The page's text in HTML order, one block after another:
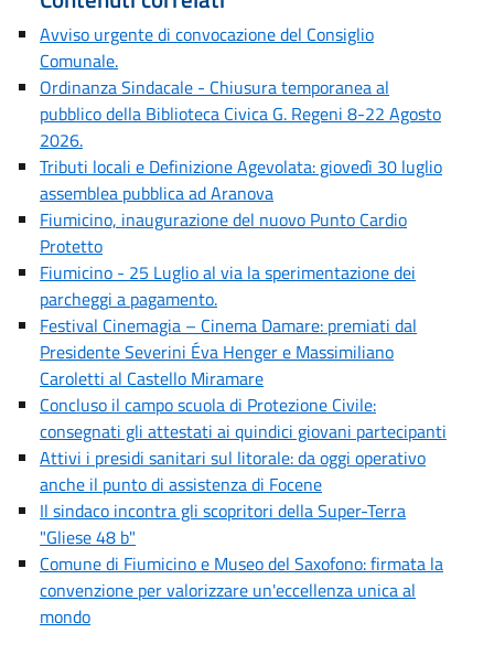
Avviso urgente di convocazione del Consiglio
Comunale.
Ordinanza Sindacale - Chiusura temporanea al
pubblico della Biblioteca Civica G. Regeni 8-22 Agosto
2026.
Tributi locali e Definizione Agevolata: giovedì 30 luglio
assemblea pubblica ad Aranova
Fiumicino, inaugurazione del nuovo Punto Cardio
Protetto
Fiumicino - 25 Luglio al via la sperimentazione dei
parcheggi a pagamento.
Festival Cinemagia – Cinema Damare: premiati dal
Presidente Severini Éva Henger e Massimiliano
Caroletti al Castello Miramare
Concluso il campo scuola di Protezione Civile:
consegnati gli attestati ai quindici giovani partecipanti
Attivi i presidi sanitari sul litorale: da oggi operativo
anche il punto di assistenza di Focene
Il sindaco incontra gli scopritori della Super-Terra
"Gliese 48 b"
Comune di Fiumicino e Museo del Saxofono: firmata la
convenzione per valorizzare un'eccellenza unica al
mondo